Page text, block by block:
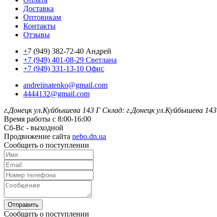
Доставка
Оптовикам
Контакты
Отзывы
+7 (949) 382-72-40 Андрей
+7 (949) 401-08-29 Светлана
+7 (949) 331-13-10 Офис
andreiinatenko@gmail.com
4444132@gmail.com
г.Донецк ул.Куйбышева 143 Г Склад: г.Донецк ул.Куйбышева
Время работы с 8:00-16:00
Сб-Вс - выходной
Продвижение сайта nebo.dn.ua
Сообщить о поступлении
Отправить
Сообщить о поступлении